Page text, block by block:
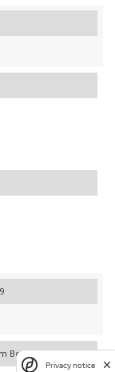
Bore 11-19
Privacy notice